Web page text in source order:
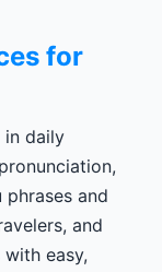
for
in daily
and
and
easy,